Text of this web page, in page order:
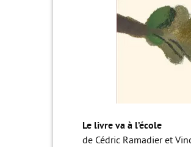
Le livre va à l’école
de Cédric Ramadier et